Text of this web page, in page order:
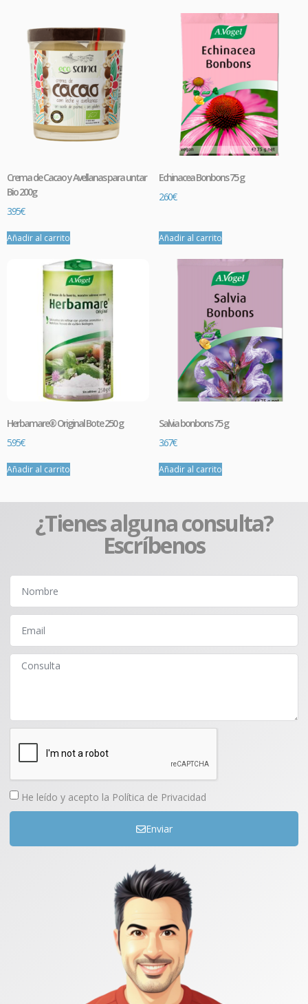
Crema de Cacao y Avellanas para untar
Bio 200g
3.95€
Añadir al carrito
Echinacea Bonbons 75 g
2.60€
Añadir al carrito
Herbamare® Original Bote 250 g
5.95€
Añadir al carrito
Salvia bonbons 75 g
3.67€
Añadir al carrito
¿Tienes alguna consulta?
Escríbenos
He leído y acepto la Política de Privacidad
Enviar
PROTOCOLO RESACA
En Farmacia Galdeano
Comprar